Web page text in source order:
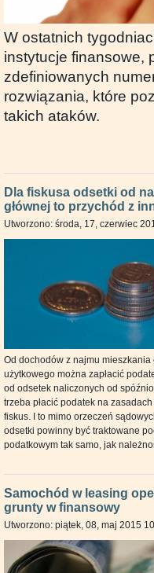
W ostatnich
instytucje finansowe,
zdefiniowanych
rozwiązania, które
takich ataków.
Dla fiskusa odsetki od
głównej to przychód z
Utworzono: środa, 17, czerwiec
Od dochodów z najmu mieszkania
użytkowego można zapłacić
od odsetek naliczonych od
trzeba płacić podatek na
fiskus. I to mimo orzeczeń
odsetki powinny być traktowane
podatkowym tak samo, jak
Samochód w leasing
grunty w finansowy
Utworzono: piątek, 08, maj 2015